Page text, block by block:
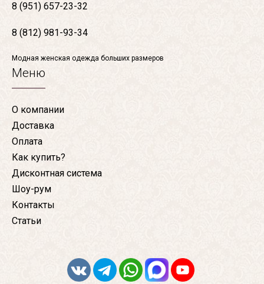
8 (951) 657-23-32
8 (812) 981-93-34
Модная женская одежда больших размеров
Меню
О компании
Доставка
Оплата
Как купить?
Дисконтная система
Шоу-рум
Контакты
Статьи